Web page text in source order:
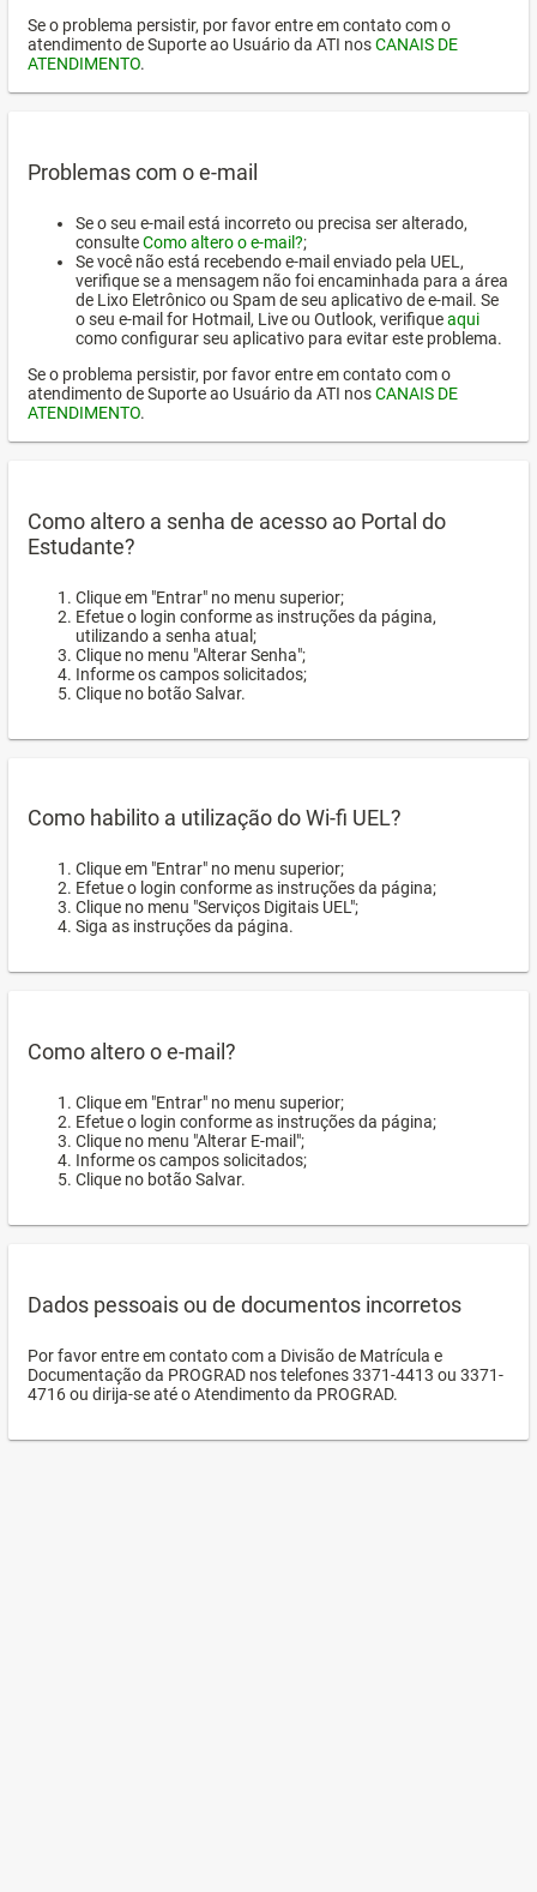
Se o problema persistir, por favor entre em contato com o
atendimento de Suporte ao Usuário da ATI nosCANAIS DE
ATENDIMENTO.
Problemas com o e-mail
Se o seu e-mail está incorreto ou precisa ser alterado,
consulteComo altero o e-mail?;
Se você não está recebendo e-mail enviado pela UEL,
verifique se a mensagem não foi encaminhada para a área
de Lixo Eletrônico ou Spam de seu aplicativo de e-mail. Se
o seu e-mail for Hotmail, Live ou Outlook, verifiqueaqui
como configurar seu aplicativo para evitar este problema.
Se o problema persistir, por favor entre em contato com o
atendimento de Suporte ao Usuário da ATI nosCANAIS DE
ATENDIMENTO.
Como altero a senha de acesso ao Portal do
Estudante?
Clique em "Entrar" no menu superior;
Efetue o login conforme as instruções da página,
utilizando a senha atual;
Clique no menu "Alterar Senha";
Informe os campos solicitados;
Clique no botão Salvar.
Como habilito a utilização do Wi-fi UEL?
Clique em "Entrar" no menu superior;
Efetue o login conforme as instruções da página;
Clique no menu "Serviços Digitais UEL";
Siga as instruções da página.
Como altero o e-mail?
Clique em "Entrar" no menu superior;
Efetue o login conforme as instruções da página;
Clique no menu "Alterar E-mail";
Informe os campos solicitados;
Clique no botão Salvar.
Dados pessoais ou de documentos incorretos
Por favor entre em contato com a Divisão de Matrícula e
Documentação da PROGRAD nos telefones 3371-4413 ou 3371-
4716 ou dirija-se até o Atendimento da PROGRAD.